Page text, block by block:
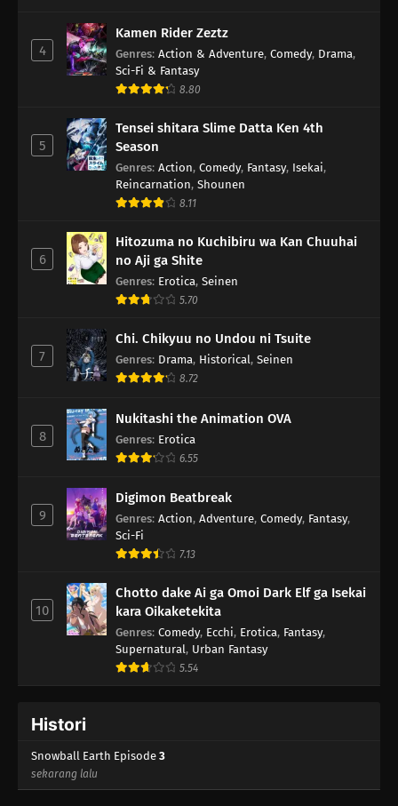
4
Kamen Rider Zeztz
Genres: Action & Adventure, Comedy, Drama,
Sci-Fi & Fantasy
8.80
5
Tensei shitara Slime Datta Ken 4th
Season
Genres: Action, Comedy, Fantasy, Isekai,
Reincarnation, Shounen
8.11
6
Hitozuma no Kuchibiru wa Kan Chuuhai
no Aji ga Shite
Genres: Erotica, Seinen
5.70
7
Chi. Chikyuu no Undou ni Tsuite
Genres: Drama, Historical, Seinen
8.72
8
Nukitashi the Animation OVA
Genres: Erotica
6.55
9
Digimon Beatbreak
Genres: Action, Adventure, Comedy, Fantasy,
Sci-Fi
7.13
10
Chotto dake Ai ga Omoi Dark Elf ga Isekai
kara Oikaketekita
Genres: Comedy, Ecchi, Erotica, Fantasy,
Supernatural, Urban Fantasy
5.54
Histori
Snowball Earth Episode 3
sekarang lalu